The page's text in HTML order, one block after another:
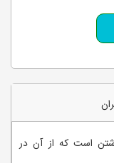
است که از آن در